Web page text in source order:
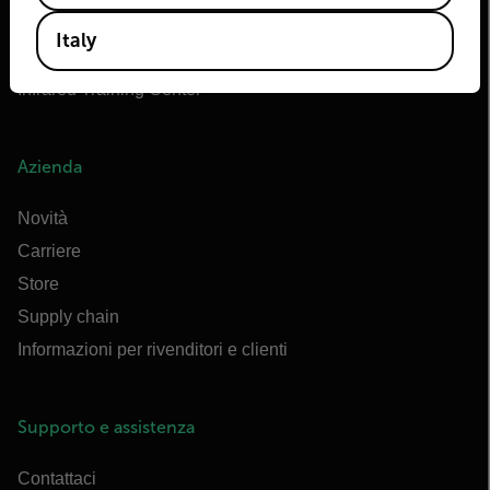
Extech
Raymarine
Infrared Training Center
Azienda
Novità
Carriere
Store
Supply chain
Informazioni per rivenditori e clienti
Supporto e assistenza
Contattaci
Italy